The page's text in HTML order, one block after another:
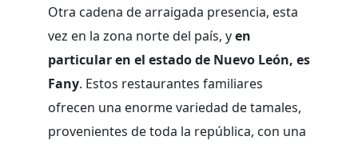
Otra cadena de arraigada presencia, esta
vez en la zona norte del país, yen
particular en el estado de Nuevo León, es
Fany. Estos restaurantes familiares
ofrecen una enorme variedad de tamales,
provenientes de toda la república, con una